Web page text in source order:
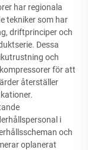
har regionala
tekniker som har
driftprinciper och
Dessa
och
för att
återställer
i
och
oplanerat